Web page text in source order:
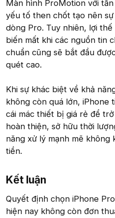
Màn hình ProMotion với
yếu tố then chốt tạo nên
dòng Pro. Tuy nhiên, lợi
biến mất khi các nguồn tin
chuẩn cũng sẽ bắt đầu
quét cao.
Khi sự khác biệt về khả
không còn quá lớn, iPhone
cái mác thiết bị giá rẻ để
hoàn thiện, sở hữu thời
năng xử lý mạnh mẽ không
tiền.
Kết luận​
Quyết định chọn iPhone
hiện nay không còn đơn